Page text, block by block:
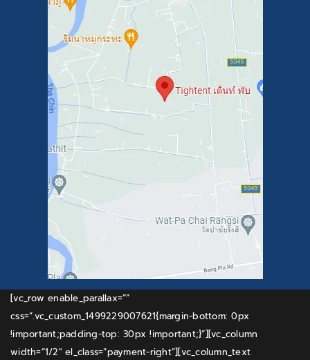
[vc_row enable_parallax=””
css=”.vc_custom_1499229007621{margin-bottom: 0px
!important;padding-top: 30px !important;}”][vc_column
width=”1/2″ el_class=”payment-right”][vc_column_text